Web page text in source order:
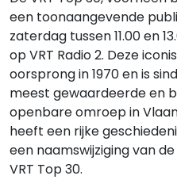
een toonaangevende
zaterdag tussen 11.00 en
op VRT Radio 2. Deze
oorsprong in 1970 en is
meest gewaardeerde en
openbare omroep in
heeft een rijke
een naamswijziging van
VRT Top 30.